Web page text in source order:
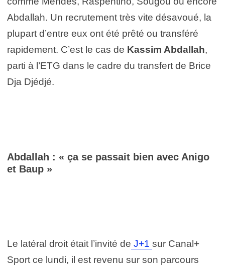
Abdallah. Un recrutement très vite désavoué, la
plupart d’entre eux ont été prêté ou transféré
rapidement. C’est le cas de Kassim Abdallah,
parti à l’ETG dans le cadre du transfert de Brice
Dja Djédjé.
Abdallah : « ça se passait bien avec Anigo
et Baup »
Le latéral droit était l’invité de J+1 sur Canal+
Sport ce lundi, il est revenu sur son parcours